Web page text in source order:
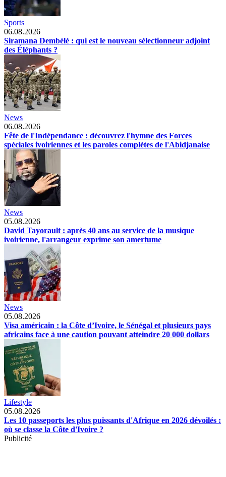
Sports
06.08.2026
Siramana Dembélé : qui est le nouveau sélectionneur adjoint
des Éléphants ?
News
06.08.2026
Fête de l'Indépendance : découvrez l'hymne des Forces
spéciales ivoiriennes et les paroles complètes de l'Abidjanaise
News
05.08.2026
David Tayorault : après 40 ans au service de la musique
ivoirienne, l'arrangeur exprime son amertume
News
05.08.2026
Visa américain : la Côte d’Ivoire, le Sénégal et plusieurs pays
africains face à une caution pouvant atteindre 20 000 dollars
Lifestyle
05.08.2026
Les 10 passeports les plus puissants d'Afrique en 2026 dévoilés :
où se classe la Côte d'Ivoire ?
Publicité